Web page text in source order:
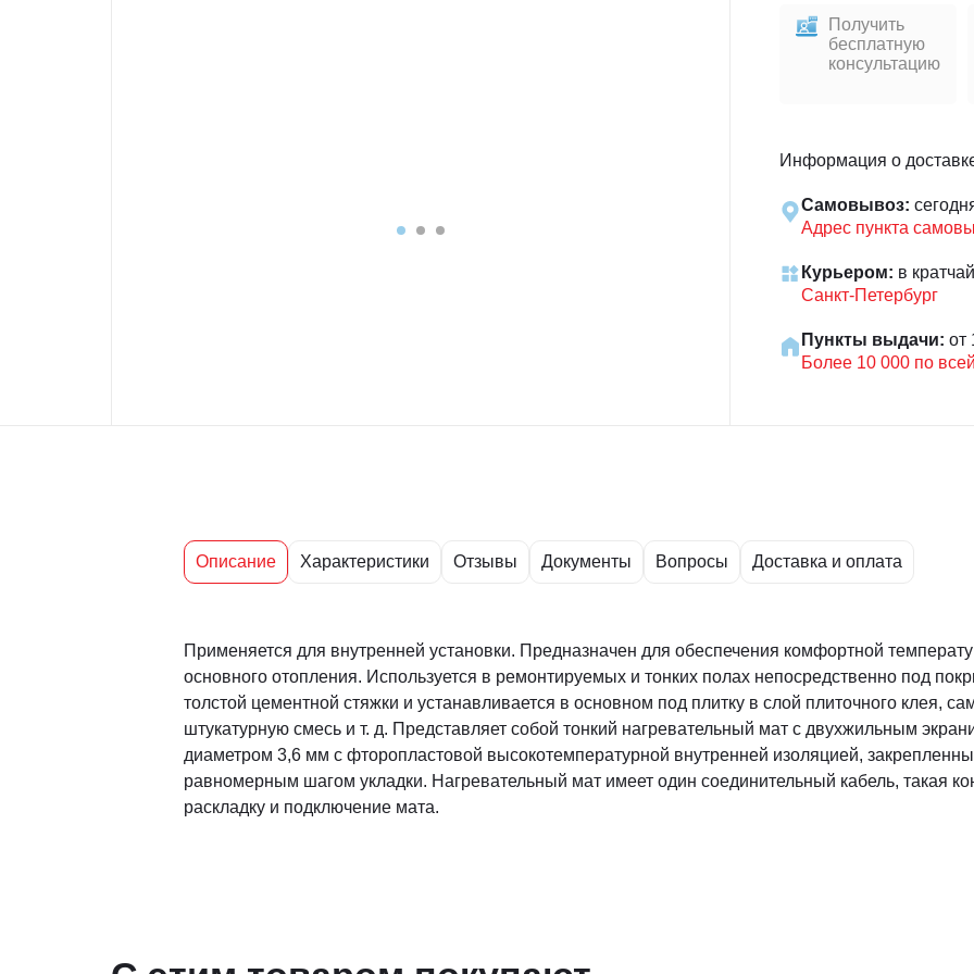
Получить
бесплатную
консультацию
Информация о
Самовывоз:
Адрес пункта
Курьером: в
Санкт-Петербург
Пункты выдачи: от
Более 10 000 по
Описание Характеристики Отзывы Документы Вопросы Доставка и оплата
Применяется для внутренней установки. Предназначен для обеспечения комфортной
основного отопления. Используется в ремонтируемых и тонких полах непосредственно под
толстой цементной стяжки и устанавливается в основном под плитку в слой плиточного клея,
штукатурную смесь и т. д. Представляет собой тонкий нагревательный мат с двухжильным
диаметром 3,6 мм с фторопластовой высокотемпературной внутренней изоляцией,
равномерным шагом укладки. Нагревательный мат имеет один соединительный кабель, такая
раскладку и подключение мата.